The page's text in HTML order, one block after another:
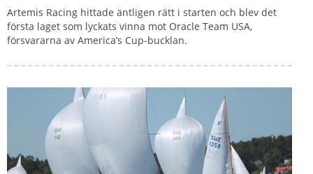
Artemis Racing hittade äntligen rätt i starten och blev det
första laget som lyckats vinna mot Oracle Team USA,
försvararna av America’s Cup-bucklan.